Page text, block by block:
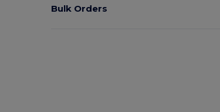
Bulk Orders